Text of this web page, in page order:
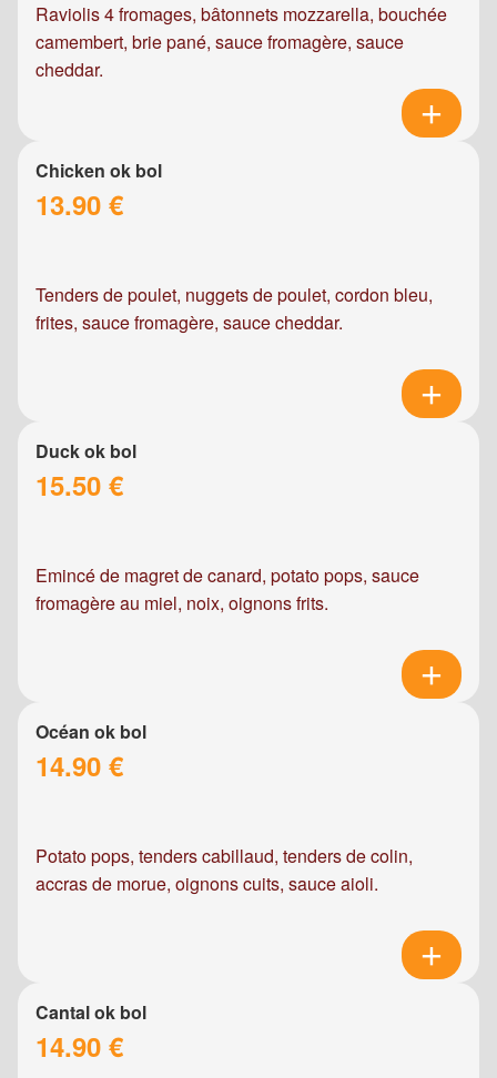
Raviolis 4 fromages, bâtonnets mozzarella, bouchée
camembert, brie pané, sauce fromagère, sauce
cheddar.
Chicken ok bol
13.90 €
Tenders de poulet, nuggets de poulet, cordon bleu,
frites, sauce fromagère, sauce cheddar.
Duck ok bol
15.50 €
Emincé de magret de canard, potato pops, sauce
fromagère au miel, noix, oignons frits.
Océan ok bol
14.90 €
Potato pops, tenders cabillaud, tenders de colin,
accras de morue, oignons cuits, sauce aioli.
Cantal ok bol
14.90 €